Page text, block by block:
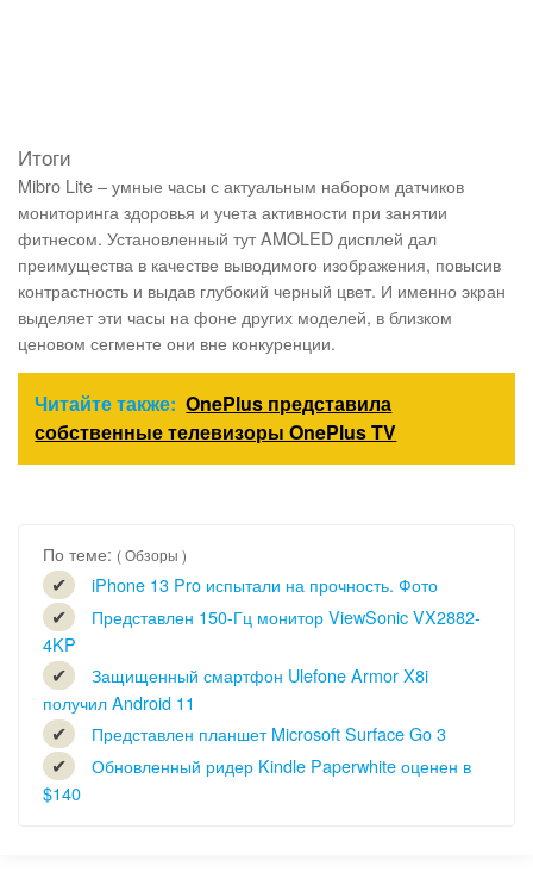
Итоги
Mibro Lite – умные часы с актуальным набором датчиков
мониторинга здоровья и учета активности при занятии
фитнесом. Установленный тут AMOLED дисплей дал
преимущества в качестве выводимого изображения, повысив
контрастность и выдав глубокий черный цвет. И именно экран
выделяет эти часы на фоне других моделей, в близком
ценовом сегменте они вне конкуренции.
Читайте также: OnePlus представила
собственные телевизоры OnePlus TV
По теме: ( Обзоры )
iPhone 13 Pro испытали на прочность. Фото
Представлен 150-Гц монитор ViewSonic VX2882-
4KP
Защищенный смартфон Ulefone Armor X8i
получил Android 11
Представлен планшет Microsoft Surface Go 3
Обновленный ридер Kindle Paperwhite оценен в
$140